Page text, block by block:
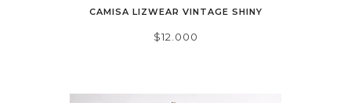
CAMISA LIZWEAR VINTAGE SHINY
$12.000